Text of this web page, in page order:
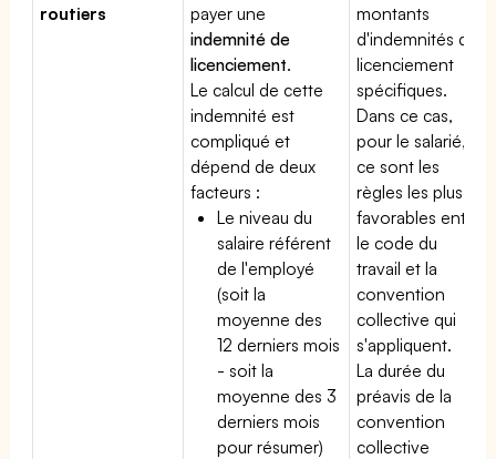
routiers
payer une
indemnité de
licenciement.
Le calcul de cette
indemnité est
compliqué et
dépend de deux
facteurs :
Le niveau du
salaire référent
de l'employé
(soit la
moyenne des
12 derniers mois
- soit la
moyenne des 3
derniers mois
pour résumer)
montants
d'indemnités de
licenciement
spécifiques.
Dans ce cas,
pour le salarié,
ce sont les
règles les plus
favorables entre
le code du
travail et la
convention
collective qui
s'appliquent.
La durée du
préavis de la
convention
collective